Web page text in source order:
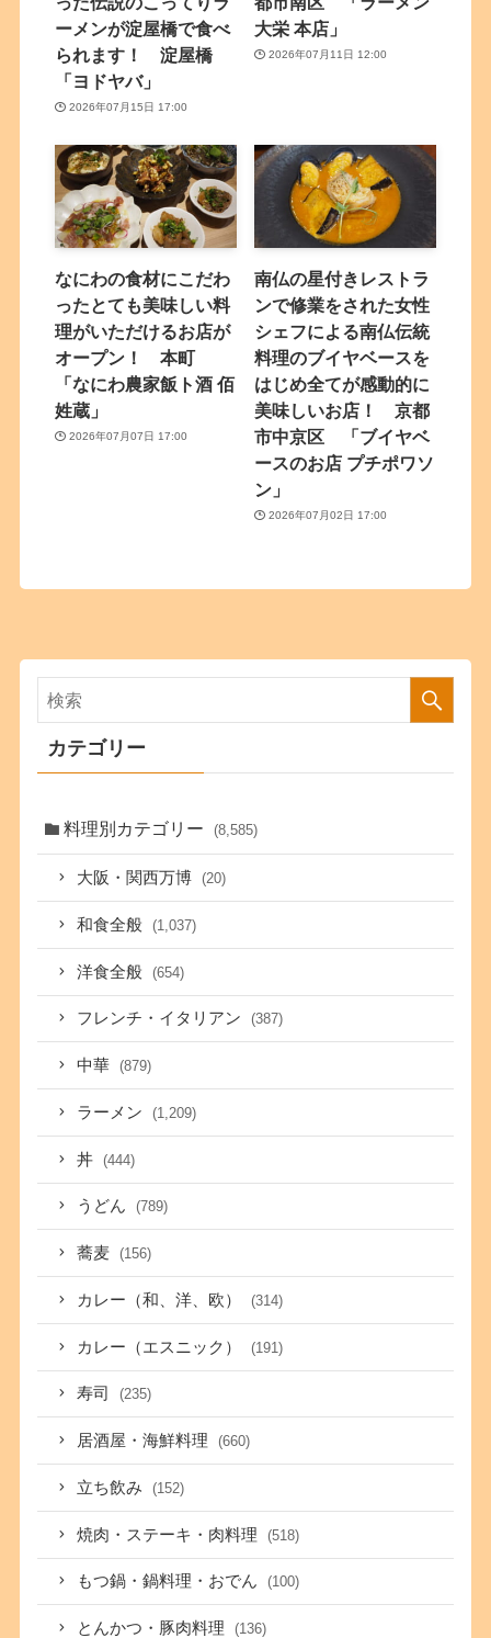
ーメンが淀屋橋で食べ
られます！ 淀屋橋
「ヨドヤバ」
2026年07月15日 17:00
大栄 本店」
2026年07月11日 12:00
なにわの食材にこだわ
ったとても美味しい料
理がいただけるお店が
オープン！ 本町
「なにわ農家飯ト酒 佰
姓蔵」
2026年07月07日 17:00
南仏の星付きレストラ
ンで修業をされた女性
シェフによる南仏伝統
料理のブイヤベースを
はじめ全てが感動的に
美味しいお店！ 京都
市中京区 「ブイヤベ
ースのお店 プチポワソ
ン」
2026年07月02日 17:00
カテゴリー
料理別カテゴリー (8,585)
大阪・関西万博 (20)
和食全般 (1,037)
洋食全般 (654)
フレンチ・イタリアン (387)
中華 (879)
ラーメン (1,209)
丼 (444)
うどん (789)
蕎麦 (156)
カレー（和、洋、欧） (314)
カレー（エスニック） (191)
寿司 (235)
居酒屋・海鮮料理 (660)
立ち飲み (152)
焼肉・ステーキ・肉料理 (518)
もつ鍋・鍋料理・おでん (100)
とんかつ・豚肉料理 (136)